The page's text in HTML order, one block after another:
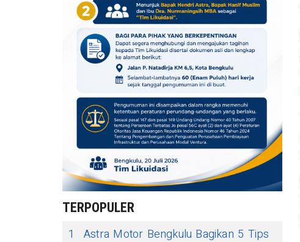
TERPOPULER
1
Astra Motor Bengkulu Bagikan 5 Tips